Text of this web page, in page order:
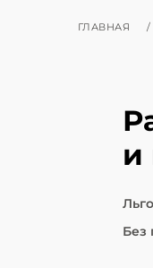
ГЛАВНАЯ /
и
Без